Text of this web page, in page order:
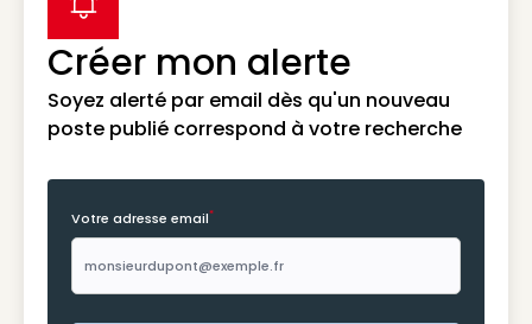
Créer mon alerte
Soyez alerté par email dès qu'un nouveau
poste publié correspond à votre recherche
label icon
Votre adresse email*